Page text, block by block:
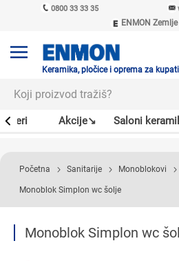
0800 33 33 35
ENMON Zemlje
ENMON MKD
Keramika, pločice i oprema za
Akcije↘ Saloni
Početna Sanitarije Monoblokovi
Monoblok Simplon wc šolje
Monoblok Simplon wc